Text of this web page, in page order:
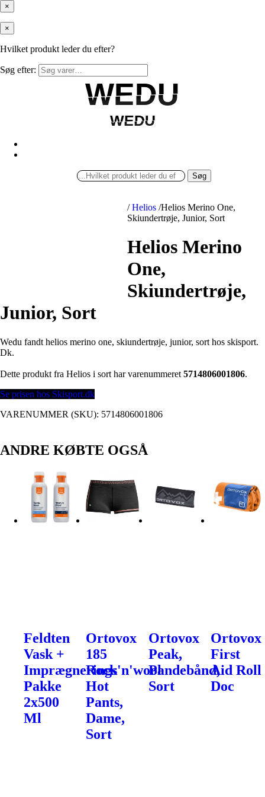
×
×
Hvilket produkt leder du efter?
Søg efter:
WEDU
WEDU
WEDU
WEDU
Søg
/ Helios /Helios Merino One,
Skiundertrøje, Junior, Sort
Helios Merino
One,
Skiundertrøje,
Junior, Sort
Wedu fandt helios merino one, skiundertrøje, junior, sort hos skisport.
Dk.
Dette produkt fra Helios i sort har varenummeret 5714806001806.
Se prisen hos Skisport.dk
VARENUMMER (SKU): 5714806001806
ANDRE KØBTE OGSÅ
Feldten
Vask +
Imprægnerings
Pakke
2x500
Ml
Ortovox
185
Rock'n'wool
Hot
Pants,
Dame,
Sort
Ortovox
Peak,
Pandebånd,
Sort
Ortovox
First
Aid Roll
Doc